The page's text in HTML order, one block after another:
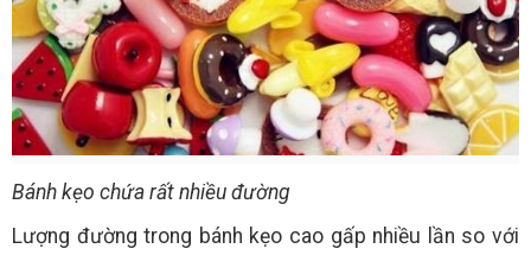
Bánh kẹo chứa rất nhiều đường
Lượng đường trong bánh kẹo cao gấp nhiều lần so với